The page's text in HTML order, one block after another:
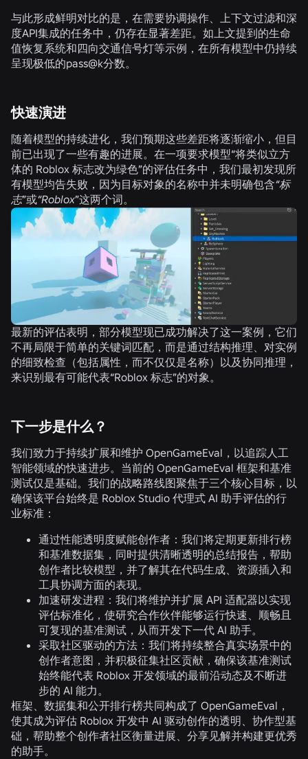
与此形成鲜明对比的是，在需要协调操作、上下文过滤和深
度API集成的任务中，仍存在显著差距。如上文提到的生命
值恢复系统和四向交通信号灯等示例，在所有模型中仍持续
呈现极低的pass@k分数。
快速演进
随着模型的持续进化，我们预期这些差距将逐渐缩小，但目
前已出现了一些有趣的进展。在一项要求模型“将类似立方
体的 Roblox 标志改为绿色”的评估任务中，我们最初发现所
有模型均告失败，因为目标对象的名称中并未明确包含“标
志”或“Roblox”这两个词。
最新的评估表明，部分模型现已成功解决了这一案例，它们
不再局限于简单的关键词匹配，而是通过结构推理、对实例
的细致检查（包括属性，而不仅仅是名称）以及协同推理，
来识别最有可能代表“Roblox 标志”的对象。
下一步是什么？
我们致力于持续扩展和维护 OpenGameEval，以追踪人工
智能领域的快速进步。当前的 OpenGameEval 框架和基准
测试仅是基础。我们的战略路线图聚焦于三个核心目标，以
确保该平台始终是 Roblox Studio 代理式 AI 助手评估的行
业标准：
通过性能透明度赋能创作者： 我们将定期更新排行榜
和基准数据集，同时提供清晰透明的总结报告，帮助
创作者比较模型，并了解其在代码生成、资源插入和
工具协调方面的表现。
加速研发进程： 我们将维护并扩展 API 适配器以实现
评估标准化，使研究合作伙伴能够运行快速、顺畅且
可复现的基准测试，从而开发下一代 AI 助手。
采取社区驱动的方法： 我们将持续整合真实场景中的
创作者意图，并积极征集社区贡献，确保该基准测试
始终能代表 Roblox 开发领域的最前沿动态及不断进
步的 AI 能力。
框架、数据集和公开排行榜共同构成了 OpenGameEval，
使其成为评估 Roblox 开发中 AI 驱动创作的透明、协作型基
础，帮助整个创作者社区衡量进展、分享见解并构建更优秀
的助手。